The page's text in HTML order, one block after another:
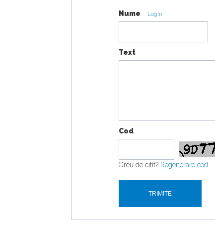
Nume Login
Text
Cod
Greu de citit? Regenerare cod